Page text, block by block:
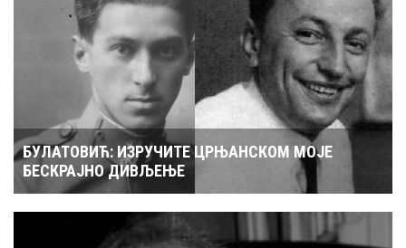
БУЛАТОВИЋ: ИЗРУЧИТЕ ЦРЊАНСКОМ МОЈЕ
БЕСКРАЈНО ДИВЉЕЊЕ